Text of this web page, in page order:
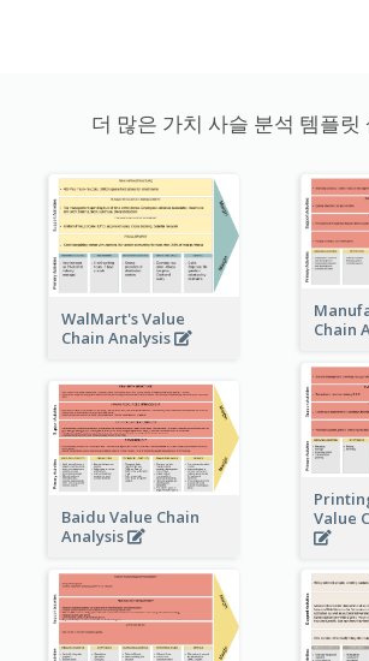
더 많은 가치 사슬 분석 템플릿
WalMart's Value
Chain Analysis
Chain
Value
Baidu Value Chain
Analysis